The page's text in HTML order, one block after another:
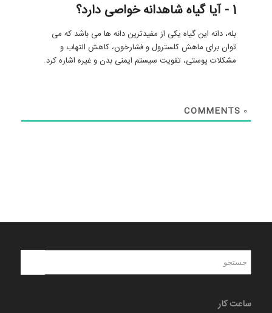
1 - آیا گیاه شاهدانه خواصی دارد؟
بله، دانه این گیاه یکی از مفیدترین دانه ها می باشد که می
توان برای ماهش کلسترول و فشارخون، کاهش التهاب و
مشکلات پوستی، تقویت سیستم ایمنی بدن و غیره اشاره کرد.
0
ساعت کار